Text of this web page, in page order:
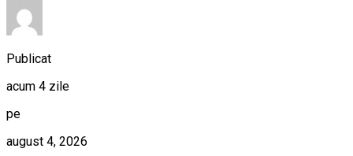
Publicat
acum 4 zile
pe
august 4, 2026